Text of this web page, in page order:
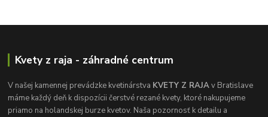
Kvety z raja - záhradné centrum
V našej kamennej prevádzke kvetinárstva KVETY Z RAJAv Bratislave
máme každý deň k dispozícii čerstvé rezané kvety, ktoré nakupujeme
priamo na holandskej burze kvetov. Naša pozornosť k detailu a